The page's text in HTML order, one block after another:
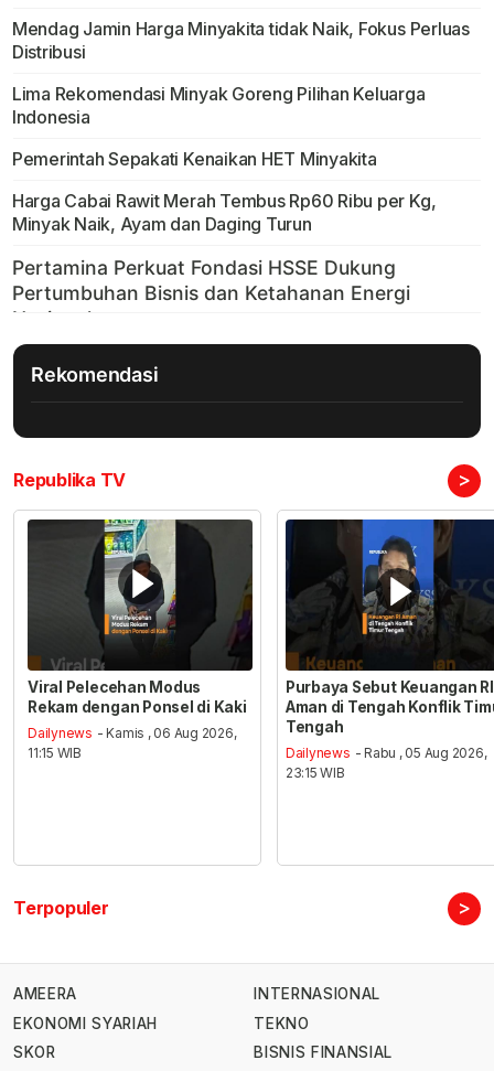
Mendag Jamin Harga Minyakita tidak Naik, Fokus Perluas
Distribusi
Lima Rekomendasi Minyak Goreng Pilihan Keluarga
Indonesia
Pemerintah Sepakati Kenaikan HET Minyakita
Harga Cabai Rawit Merah Tembus Rp60 Ribu per Kg,
Minyak Naik, Ayam dan Daging Turun
Rekomendasi
Republika TV >
Viral Pelecehan Modus
Rekam dengan Ponsel di Kaki
Dailynews - Kamis , 06 Aug 2026,
11:15 WIB
Purbaya Sebut Keuangan RI
Aman di Tengah Konflik
Tengah
Dailynews - Rabu , 05 Aug 2026,
23:15 WIB
Terpopuler >
AMEERA
EKONOMI SYARIAH
SKOR
INTERNASIONAL
TEKNO
BISNIS FINANSIAL